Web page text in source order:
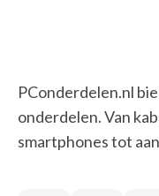
PConderdelen.nl
onderdelen. Van
smartphones tot